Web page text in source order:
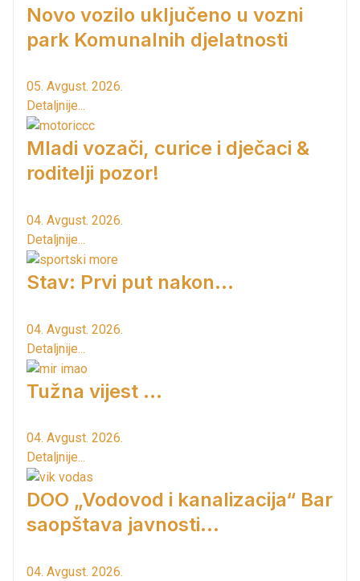
Novo vozilo uključeno u vozni
park Komunalnih djelatnosti
05. Avgust. 2026.
Detaljnije...
Mladi vozači, curice i dječaci &
roditelji pozor!
04. Avgust. 2026.
Detaljnije...
Stav: Prvi put nakon…
04. Avgust. 2026.
Detaljnije...
Tužna vijest ...
04. Avgust. 2026.
Detaljnije...
DOO „Vodovod i kanalizacija“ Bar
saopštava javnosti...
04. Avgust. 2026.